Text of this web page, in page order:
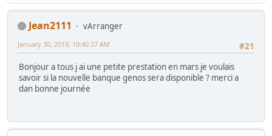
Jean2111
vArranger
#21
January 30, 2019, 10:40:27 AM
Bonjour a tous j ai une petite prestation en mars je voulais
savoir si la nouvelle banque genos sera disponible ? merci a
dan bonne journée